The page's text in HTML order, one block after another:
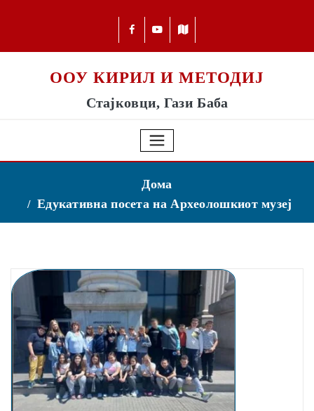
ООУ КИРИЛ И МЕТОДИЈ
Стајковци, Гази Баба
Дома
Едукативна посета на Археолошкиот музеј